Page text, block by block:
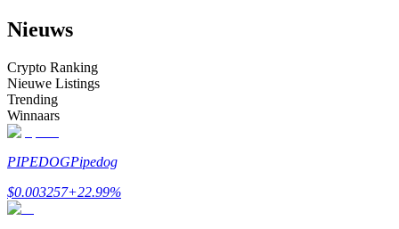
Informatie
Nieuws
Crypto Ranking
Nieuwe Listings
Trending
Winnaars
PIPEDOGPipedog
$0.003257+22.99%